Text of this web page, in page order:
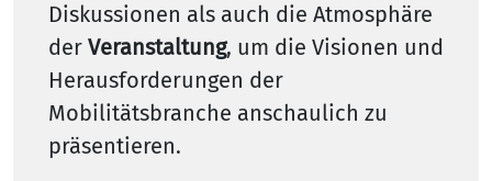
Diskussionen als auch die Atmosphäre
der Veranstaltung, um die Visionen und
Herausforderungen der
Mobilitätsbranche anschaulich zu
präsentieren.